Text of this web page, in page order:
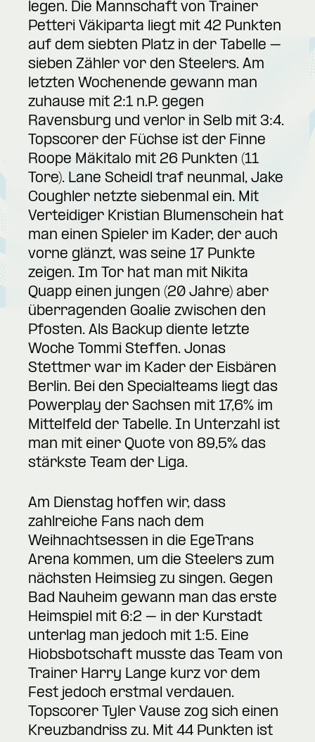
legen. Die Mannschaft von Trainer
Petteri Väkiparta liegt mit 42 Punkten
auf dem siebten Platz in der Tabelle –
sieben Zähler vor den Steelers. Am
letzten Wochenende gewann man
zuhause mit 2:1 n.P. gegen
Ravensburg und verlor in Selb mit 3:4.
Topscorer der Füchse ist der Finne
Roope Mäkitalo mit 26 Punkten (11
Tore). Lane Scheidl traf neunmal, Jake
Coughler netzte siebenmal ein. Mit
Verteidiger Kristian Blumenschein hat
man einen Spieler im Kader, der auch
vorne glänzt, was seine 17 Punkte
zeigen. Im Tor hat man mit Nikita
Quapp einen jungen (20 Jahre) aber
überragenden Goalie zwischen den
Pfosten. Als Backup diente letzte
Woche Tommi Steffen. Jonas
Stettmer war im Kader der Eisbären
Berlin. Bei den Specialteams liegt das
Powerplay der Sachsen mit 17,6% im
Mittelfeld der Tabelle. In Unterzahl ist
man mit einer Quote von 89,5% das
stärkste Team der Liga.
Am Dienstag hoffen wir, dass
zahlreiche Fans nach dem
Weihnachtsessen in die EgeTrans
Arena kommen, um die Steelers zum
nächsten Heimsieg zu singen. Gegen
Bad Nauheim gewann man das erste
Heimspiel mit 6:2 – in der Kurstadt
unterlag man jedoch mit 1:5. Eine
Hiobsbotschaft musste das Team von
Trainer Harry Lange kurz vor dem
Fest jedoch erstmal verdauen.
Topscorer Tyler Vause zog sich einen
Kreuzbandriss zu. Mit 44 Punkten ist